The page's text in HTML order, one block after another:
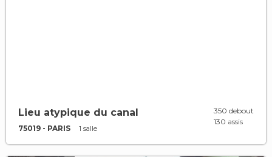
Lieu atypique du canal
75019 - PARIS 1 salle
350 debout
130 assis